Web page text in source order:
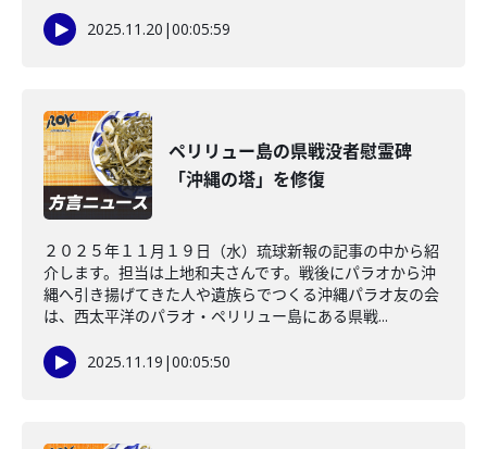
2025.11.20 |00:05:59
ペリリュー島の県戦没者慰霊碑
「沖縄の塔」を修復
２０２５年１１月１９日（水）琉球新報の記事の中から紹
介します。担当は上地和夫さんです。戦後にパラオから沖
縄へ引き揚げてきた人や遺族らでつくる沖縄パラオ友の会
は、西太平洋のパラオ・ペリリュー島にある県戦...
2025.11.19 |00:05:50